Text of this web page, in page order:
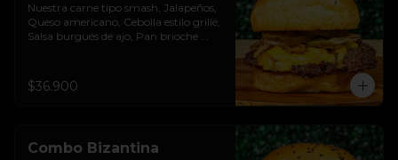
Nuestra carne tipo smash, Jalapeños,
Queso americano, Cebolla estilo grillé,
Salsa burgués de ajo, Pan brioche
$36.900
Combo Bizantina